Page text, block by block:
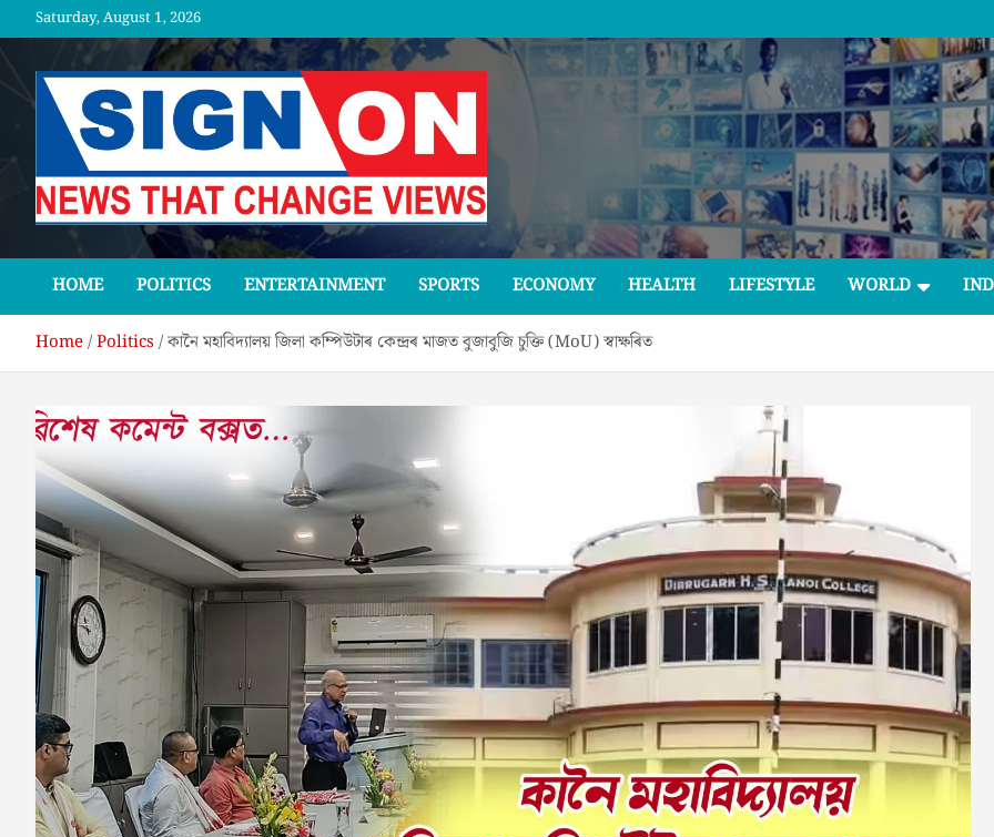
to
Saturday, August 1, 2026
SGNON
HOME POLITICS ENTERTAINMENT SPORTS ECONOMY HEALTH LIFESTYLE WORLD
Home Politics কানৈ মহাবিদ্যালয় জিলা কম্পিউটাৰ কেন্দ্ৰৰ মাজত বুজাবুজি চুক্তি (MoU) স্বাক্ষৰিত